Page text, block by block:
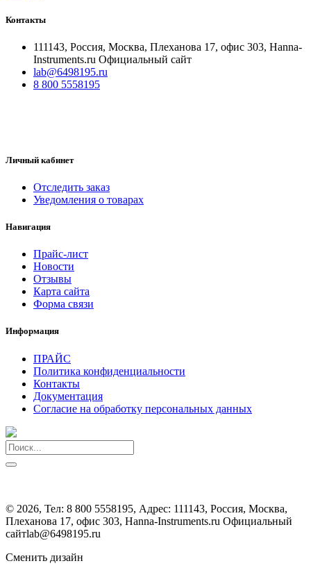
Контакты
111143, Россия, Москва, Плеханова 17, офис 303, Hanna-
Instruments.ru Официальный сайт
lab@6498195.ru
8 800 5558195
Личный кабинет
Отследить заказ
Уведомления о товарах
Навигация
Прайс-лист
Новости
Отзывы
Карта сайта
Форма связи
Информация
ПРАЙС
Политика конфиденциальности
Контакты
Документация
Согласие на обработку персональных данных
© 2026, Тел: 8 800 5558195, Адрес: 111143, Россия, Москва,
Плеханова 17, офис 303, Hanna-Instruments.ru Официальный
сайтlab@6498195.ru
Сменить дизайн